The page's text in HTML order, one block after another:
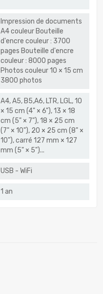
Impression de documents
A4 couleur Bouteille
d'encre couleur : 3700
pages Bouteille d'encre
couleur : 8000 pages
Photos couleur 10 × 15 cm
3800 photos
A4, A5, B5,A6, LTR, LGL, 10
× 15 cm (4" × 6"), 13 × 18
cm (5" × 7"), 18 × 25 cm
(7" × 10"), 20 × 25 cm (8" ×
10"), carré 127 mm × 127
mm (5" × 5")...
USB - WiFi
1 an